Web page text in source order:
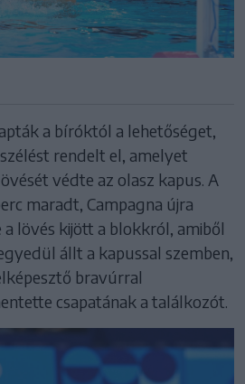
a bíróktól a lehetőséget,
rendelt el, amelyet
védte az olasz kapus. A
maradt, Campagna újra
lövés kijött a blokkról, amiből
állt a kapussal szemben,
bravúrral
csapatának a találkozót.